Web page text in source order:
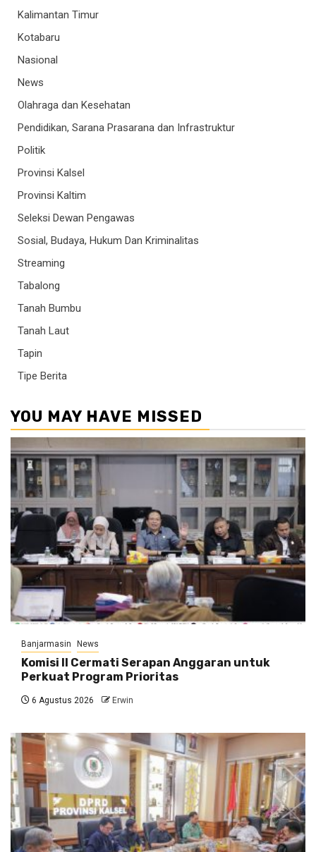
Kalimantan Timur
Kotabaru
Nasional
News
Olahraga dan Kesehatan
Pendidikan, Sarana Prasarana dan Infrastruktur
Politik
Provinsi Kalsel
Provinsi Kaltim
Seleksi Dewan Pengawas
Sosial, Budaya, Hukum Dan Kriminalitas
Streaming
Tabalong
Tanah Bumbu
Tanah Laut
Tapin
Tipe Berita
YOU MAY HAVE MISSED
Banjarmasin News
Komisi II Cermati Serapan Anggaran untuk
Perkuat Program Prioritas
6 Agustus 2026 Erwin